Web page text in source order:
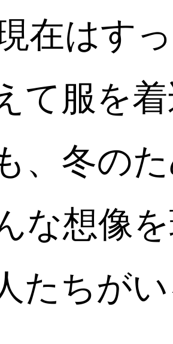
在はす
て服を
、冬の
な想像
たちがい